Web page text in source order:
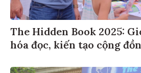
The Hidden Book 2025:
hóa đọc, kiến tạo cộng